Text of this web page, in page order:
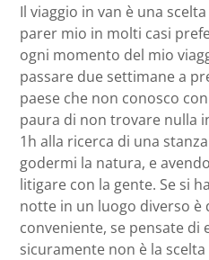
Il viaggio in van è una
parer mio in molti casi
ogni momento del mio
passare due settimane a
paese che non conosco
paura di non trovare nulla
1h alla ricerca di una
godermi la natura, e
litigare con la gente. Se si
notte in un luogo diverso è
conveniente, se pensate di
sicuramente non è la